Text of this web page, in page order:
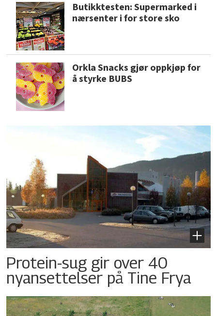
Butikktesten: Supermarked i
nærsenter i for store sko
Orkla Snacks gjør oppkjøp for
å styrke BUBS
Protein-sug gir over 40
nyansettelser på Tine Frya